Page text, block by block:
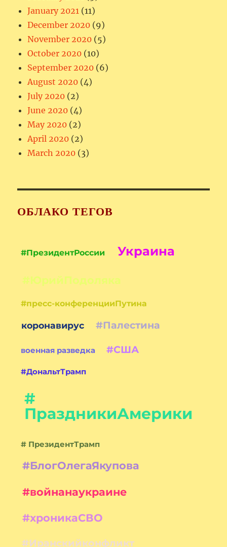
January 2021 (11)
December 2020 (9)
November 2020 (5)
October 2020 (10)
September 2020 (6)
August 2020 (4)
July 2020 (2)
June 2020 (4)
May 2020 (2)
April 2020 (2)
March 2020 (3)
ОБЛАКО ТЕГОВ
#ПрезидентРоссии Украина
#ЮрийПодоляка
#пресс-конференцииПутина
коронавирус #Палестина
военная разведка #США
#ДональтТрамп
#
ПраздникиАмерики
# ПрезидентТрамп
#БлогОлегаЯкупова
#войнанаукраине
#хроникаСВО
#Иранскийконфликт